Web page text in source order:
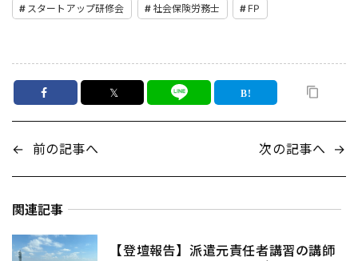
スタートアップ研修会 社会保険労務士 FP
𝕏
← 前の記事へ 次の記事へ →
関連記事
【登壇報告】派遣元責任者講習の講師